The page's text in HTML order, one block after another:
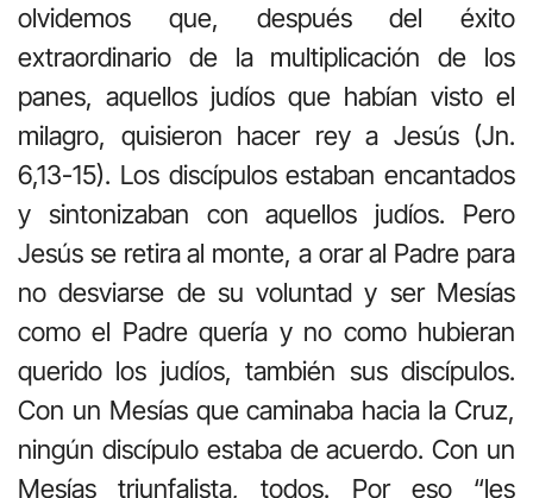
olvidemos que, después del éxito
extraordinario de la multiplicación de los
panes, aquellos judíos que habían visto el
milagro, quisieron hacer rey a Jesús (Jn.
6,13-15). Los discípulos estaban encantados
y sintonizaban con aquellos judíos. Pero
Jesús se retira al monte, a orar al Padre para
no desviarse de su voluntad y ser Mesías
como el Padre quería y no como hubieran
querido los judíos, también sus discípulos.
Con un Mesías que caminaba hacia la Cruz,
ningún discípulo estaba de acuerdo. Con un
Mesías triunfalista, todos. Por eso “les